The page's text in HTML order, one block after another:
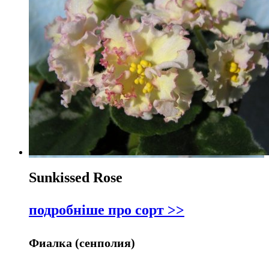
Sunkissed Rose
подробніше про сорт >>
Фиалка (сенполия)